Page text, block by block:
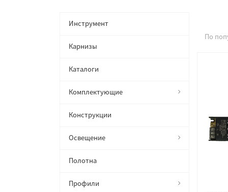
Инструмент
Карнизы
Каталоги
Комплектующие
Конструкции
Освещение
Полотна
Профили
По